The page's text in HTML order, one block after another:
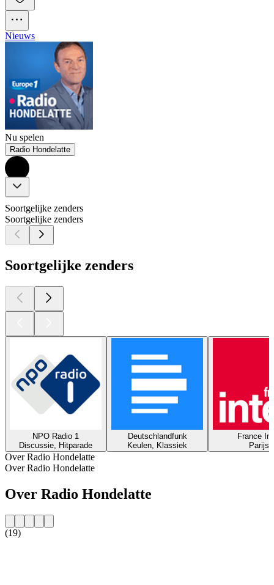
Nieuws
Nu spelen
Radio Hondelatte
Soortgelijke zenders
Soortgelijke zenders
Soortgelijke zenders
NPO Radio 1
Discussie, Hitparade
Deutschlandfunk
Keulen, Klassiek
France
Parijs
Over Radio Hondelatte
Over Radio Hondelatte
Over Radio Hondelatte
(19)